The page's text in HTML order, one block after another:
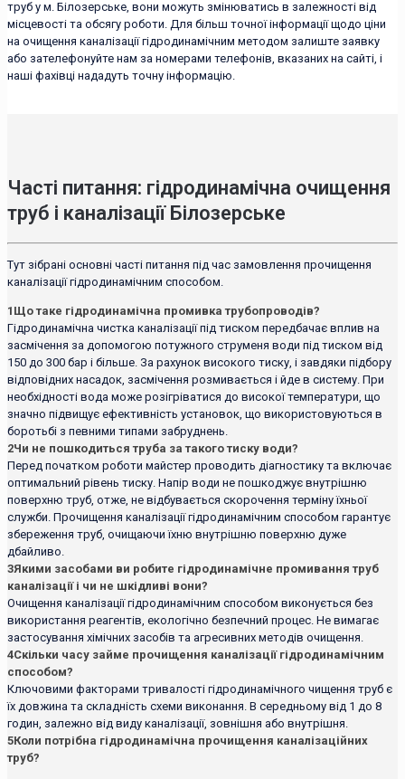
труб у м. Білозерське, вони можуть змінюватись в залежності від
місцевості та обсягу роботи. Для більш точної інформації щодо ціни
на очищення каналізації гідродинамічним методом залиште заявку
або зателефонуйте нам за номерами телефонів, вказаних на сайті, і
наші фахівці нададуть точну інформацію.
Часті питання: гідродинамічна очищення
труб і каналізації Білозерське
Тут зібрані основні часті питання під час замовлення прочищення
каналізації гідродинамічним способом.
1 Що таке гідродинамічна промивка трубопроводів?
Гідродинамічна чистка каналізації під тиском передбачає вплив на
засмічення за допомогою потужного струменя води під тиском від
150 до 300 бар і більше. За рахунок високого тиску, і завдяки підбору
відповідних насадок, засмічення розмивається і йде в систему. При
необхідності вода може розігріватися до високої температури, що
значно підвищує ефективність установок, що використовуються в
боротьбі з певними типами забруднень.
2Чи не пошкодиться труба за такого тиску води?
Перед початком роботи майстер проводить діагностику та включає
оптимальний рівень тиску. Напір води не пошкоджує внутрішню
поверхню труб, отже, не відбувається скорочення терміну їхньої
служби. Прочищення каналізації гідродинамічним способом гарантує
збереження труб, очищаючи їхню внутрішню поверхню дуже
дбайливо.
3Якими засобами ви робите гідродинамічне промивання труб
каналізації і чи не шкідливі вони?
Очищення каналізації гідродинамічним способом виконується без
використання реагентів, екологічно безпечний процес. Не вимагає
застосування хімічних засобів та агресивних методів очищення.
4Скільки часу займе прочищення каналізації гідродинамічним
способом?
Ключовими факторами тривалості гідродинамічного чищення труб є
їх довжина та складність схеми виконання. В середньому від 1 до 8
годин, залежно від виду каналізації, зовнішня або внутрішня.
5Коли потрібна гідродинамічна прочищення каналізаційних
труб?